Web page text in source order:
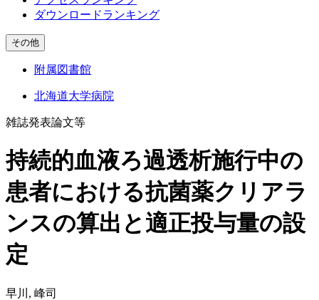
ダウンロードランキング
その他
附属図書館
北海道大学病院
雑誌発表論文等
持続的血液ろ過透析施行中の
患者における抗菌薬クリアラ
ンスの算出と適正投与量の設
定
早川, 峰司